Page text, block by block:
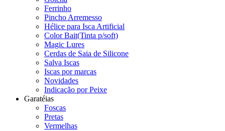
Ferrinho
Pincho Arremesso
Hélice para Isca Artificial
Color Bait(Tinta p/soft)
Magic Lures
Cerdas de Saia de Silicone
Salva Iscas
Iscas por marcas
Novidades
Indicação por Peixe
Garatéias
Foscas
Pretas
Vermelhas